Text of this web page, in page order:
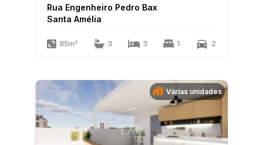
Rua Engenheiro Pedro Bax
Santa Amélia
85m² 3 3 1 2
Várias unidades